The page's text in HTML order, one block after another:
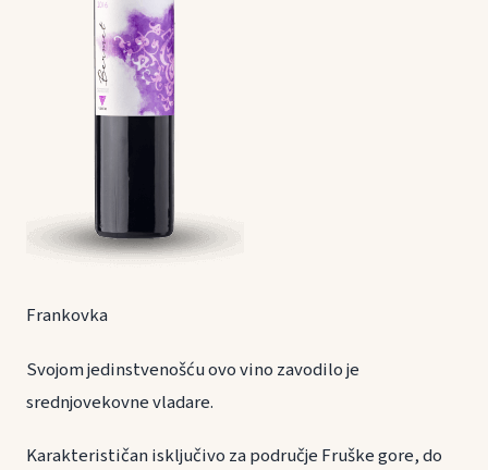
Frankovka
Svojom jedinstvenošću ovo vino zavodilo je
srednjovekovne vladare.
Karakterističan isključivo za područje Fruške gore, do